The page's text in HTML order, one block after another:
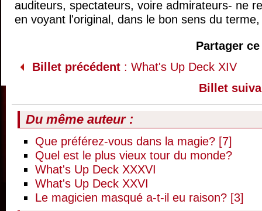
auditeurs, spectateurs, voire admirateurs- ne
en voyant l'original, dans le bon sens du
Partager
Billet précédent : What's Up Deck XIV
Billet
Du même auteur :
Que préférez-vous dans la magie? [7]
Quel est le plus vieux tour du monde?
What's Up Deck XXXVI
What's Up Deck XXVI
Le magicien masqué a-t-il eu raison? [3]